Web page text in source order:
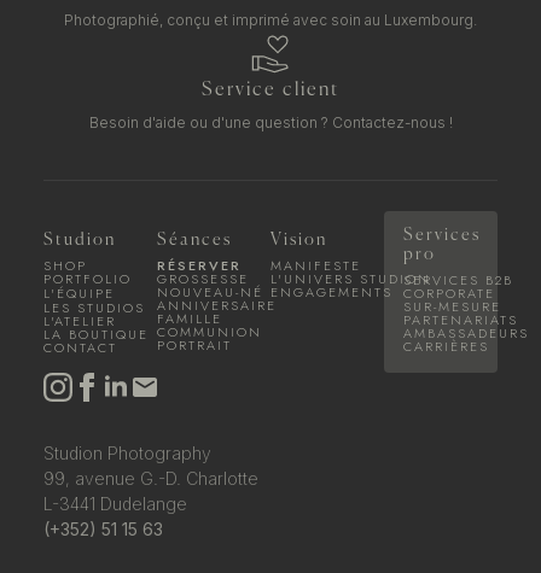
Photographié, conçu et imprimé avec soin au Luxembourg.
Service client
Besoin d'aide ou d'une question ? Contactez-nous !
Studion Photography
99, avenue G.-D. Charlotte
L-3441 Dudelange
(+352) 51 15 63
Studion
SHOP
PORTFOLIO
L'ÉQUIPE
LES STUDIOS
L'ATELIER
LA BOUTIQUE
CONTACT
Séances
RÉSERVER
GROSSESSE
NOUVEAU-NÉ
ANNIVERSAIRE
FAMILLE
COMMUNION
PORTRAIT
Vision
MANIFESTE
L'UNIVERS STUDION
ENGAGEMENTS
Services
pro
SERVICES B2B
CORPORATE
SUR-MESURE
PARTENARIATS
AMBASSADEURS
CARRIÈRES